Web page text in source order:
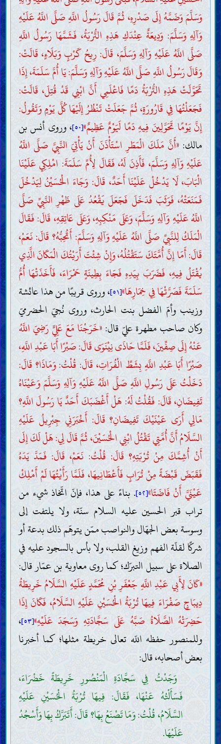
وَسَلَّمَ وَضَمَّهُ إِلَى صَدْرِهِ، ثُمَّ قَالَ رَسُولُ اللَّهِ صَلَّى اللَّهُ عَلَيْهِ
وَآلِهِ وَسَلَّمَ: وَدِيعَةٌ عِنْدَكِ هَذِهِ التُّرْبَةُ، فَشَمَّهَا رَسُولُ اللَّهِ
صَلَّى اللَّهُ عَلَيْهِ وَآلِهِ وَسَلَّمَ، قَالَ: رِيحُ كَرْبٍ وَبَلَاءٍ، قَالَتْ:
وَقَالَ رَسُولُ اللَّهِ صَلَّى اللَّهُ عَلَيْهِ وَآلِهِ وَسَلَّمَ: يَا أُمَّ سَلَمَةَ، إِذَا
تَحَوَّلَتْ هَذِهِ التُّرْبَةُ دَمًا فَاعْلَمِي أَنَّ ابْنِي قَدْ قُتِلَ، قَالَتْ:
فَجَعَلْتُهَا فِي قَارُورَةٍ، ثُمَّ جَعَلَتْ تَنْظُرُ إِلَيْهَا كُلَّ يَوْمٍ وَتَقُولُ:
إِنَّ يَوْمًا تَحَوَّلِينَ فِيهِ دَمًا لَيَوْمٌ عَظِيمٌ»[٥٠] ، وروى أنس بن
مالك: «أَنَّ مَلَكَ الْمَطَرِ اسْتَأْذَنَ أَنْ يَأْتِيَ النَّبِيَّ صَلَّى اللَّهُ
عَلَيْهِ وَآلِهِ وَسَلَّمَ، فَأَذِنَ لَهُ، فَقَالَ لِأُمِّ سَلَمَةَ: امْلِكِي عَلَيْنَا
الْبَابَ، لَا يَدْخُلْ عَلَيْنَا أَحَدٌ، قَالَ: وَجَاءَ الْحُسَيْنُ لِيَدْخُلَ
فَمَنَعَتْهُ، فَوَثَبَ فَدَخَلَ فَجَعَلَ يَقْعُدُ عَلَى ظَهْرِ النَّبِيِّ صَلَّى
اللَّهُ عَلَيْهِ وَآلِهِ وَسَلَّمَ، وَعَلَى مَنْكِبِهِ، وَعَلَى عَاتِقِهِ، قَالَ: فَقَالَ
الْمَلَكُ لِلنَّبِيِّ صَلَّى اللَّهُ عَلَيْهِ وَآلِهِ وَسَلَّمَ: أَتُحِبُّهُ؟ قَالَ: نَعَمْ،
قَالَ: أَمَا إِنَّ أُمَّتَكَ سَتَقْتُلُهُ، وَإِنْ شِئْتَ أَرَيْتُكَ الْمَكَانَ الَّذِي
يُقْتَلُ فِيهِ، فَضَرَبَ بِيَدِهِ فَجَاءَ بِطِينَةٍ حَمْرَاءَ، فَأَخَذَتْهَا أُمُّ
سَلَمَةَ فَصَرَّتْهَا فِي خِمَارِهَا»[٥١]
، وروى قريبًا من هذا عائشة
وزينب وأمّ الفضل بنت الحارث، وروى نُجيّ الحضرميّ
وكان صاحب مطهرة عليّ قال:«خَرَجْنَا مَعَ عَلِيٍّ رَضِيَ اللَّهُ
عَنْهُ إِلَى صِفِّينَ، فَلَمَّا حَاذَى نِيْنَوَى قَالَ: صَبْرًا أَبَا عَبْدِ اللَّهِ،
صَبْرًا أَبَا عَبْدِ اللَّهِ بِشَطِّ الْفُرَاتِ، قَالَ: قُلْتُ: وَمَاذَا؟ قَالَ:
دَخَلْتُ عَلَى رَسُولِ اللَّهِ صَلَّى اللَّهُ عَلَيْهِ وَآلِهِ وَسَلَّمَ وَعَيْنَاهُ
تَفِيضَانِ، قَالَ: فَقُلْتُ لَهُ: هَلْ أَغْضَبَكَ أَحَدٌ يَا رَسُولَ اللَّهِ؟
مَالِي أَرَى عَيْنَيْكَ تَفِيضَانِ؟ قَالَ: أَخْبَرَنِي جِبْرِيلُ عَلَيْهِ
السَّلَامُ أَنَّ أُمَّتِي تَقْتُلُ ابْنِي الْحُسَيْنَ، ثُمَّ قَالَ لِي: هَلْ لَكَ إِلَى
أَنْ أُشِمَّكَ مِنْ تُرْبَتِهِ؟ قَالَ: قُلْتُ: نَعَمْ، قَالَ: فَمَدَّ يَدَهُ
فَقَبَضَ قَبْضَةً مِنْ تُرَابٍ فَأَعْطَانِيهَا، فَلَمَّا رَأَيْتُهَا لَمْ أَمْلِكْ
عَيْنَيَّ أَنْ فَاضَتَا»[٥٢]
. بناءً على هذا، فإنّ اتّخاذ شيء من
تراب قبر الحسين عليه السلام سنّة، ولا يلتفت إلى
وسوسة بعض الجهّال والنواصب ممّن يتوهّم ذلك بدعة أو
شركًا لقلّة الفهم وزيغ القلب، ولا بأس بالسجود عليه في
الصلاة على سبيل التبرّك؛ كما روى معاوية بن عمّار قال:
«كَانَ لِأَبِي عَبْدِ اللَّهِ جَعْفَرِ بْنِ مُحَمَّدٍ عَلَيْهِ السَّلَامُ خَرِيطَةُ
دِيبَاجٍ صَفْرَاءَ فِيهَا تُرْبَةُ الْحُسَيْنِ عَلَيْهِ السَّلَامُ، فَكَانَ إِذَا
حَضِرَتْهُ الصَّلَاةُ صَبَّهُ عَلَى سَجَّادَتِهِ وَسَجَدَ عَلَيْهِ»[٥٣]
،
وللمنصور حفظه اللّه تعالى خريطة مثلها؛ كما أخبرنا
بعض أصحابه، قال:
وَجَدْتُ فِي سَجَّادَةِ الْمَنْصُورِ خَرِيطَةً خَضْرَاءَ،
فَسَأَلْتُهُ عَنْهَا، فَقَالَ: فِيهَا تُرْبَةُ الْحُسَيْنِ عَلَيْهِ
السَّلَامُ، قُلْتُ: وَمَا تَصْنَعُ بِهَا؟ قَالَ: أَتَبَرَّكُ بِهَا وَأَسْجُدُ
عَلَيْهَا.